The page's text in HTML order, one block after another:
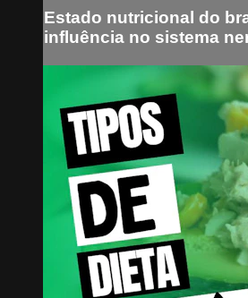
Estado nutricional do
influência no sistema